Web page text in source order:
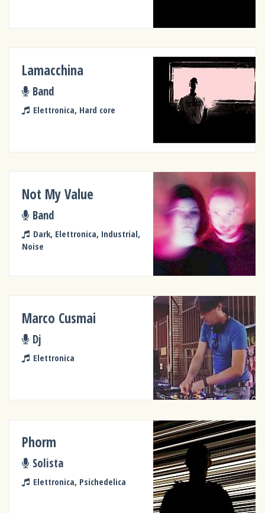
Lamacchina
Band
Elettronica, Hard core
Not My Value
Band
Dark, Elettronica, Industrial,
Noise
Marco Cusmai
Dj
Elettronica
Phorm
Solista
Elettronica, Psichedelica